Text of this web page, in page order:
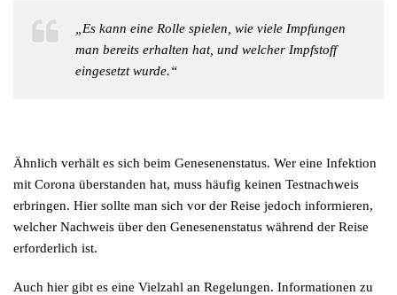
„Es kann eine Rolle spielen, wie viele Impfungen
man bereits erhalten hat, und welcher Impfstoff
eingesetzt wurde.“
Ähnlich verhält es sich beim Genesenenstatus. Wer eine Infektion
mit Corona überstanden hat, muss häufig keinen Testnachweis
erbringen. Hier sollte man sich vor der Reise jedoch informieren,
welcher Nachweis über den Genesenenstatus während der Reise
erforderlich ist.
Auch hier gibt es eine Vielzahl an Regelungen. Informationen zu